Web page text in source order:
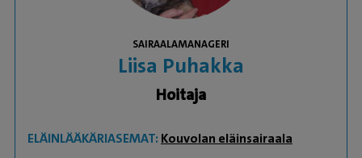
SAIRAALAMANAGERI
Liisa Puhakka
Hoitaja
ELÄINLÄÄKÄRIASEMAT: Kouvolan eläinsairaala